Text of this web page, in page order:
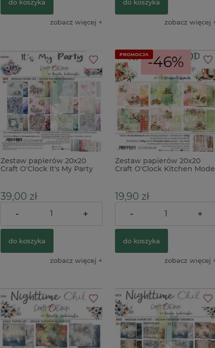
do koszyka
zobacz więcej
do koszyka
zobacz więcej
Zestaw papierów 20x20
Craft O'Clock It's My Party
39,00 zł
- +
do koszyka
zobacz więcej
-46%
Zestaw papierów 20x20
Craft O'Clock Kitchen Mode
19,90 zł
Cena regularna: 37,00 zł
- +
do koszyka
zobacz więcej
PROMOCJA